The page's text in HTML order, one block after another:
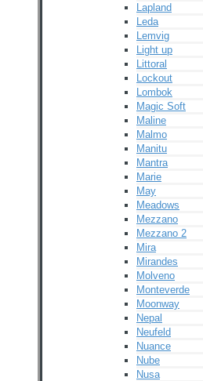
Lapland
Leda
Lemvig
Light up
Littoral
Lockout
Lombok
Magic Soft
Maline
Malmo
Manitu
Mantra
Marie
May
Meadows
Mezzano
Mezzano 2
Mira
Mirandes
Molveno
Monteverde
Moonway
Nepal
Neufeld
Nuance
Nube
Nusa